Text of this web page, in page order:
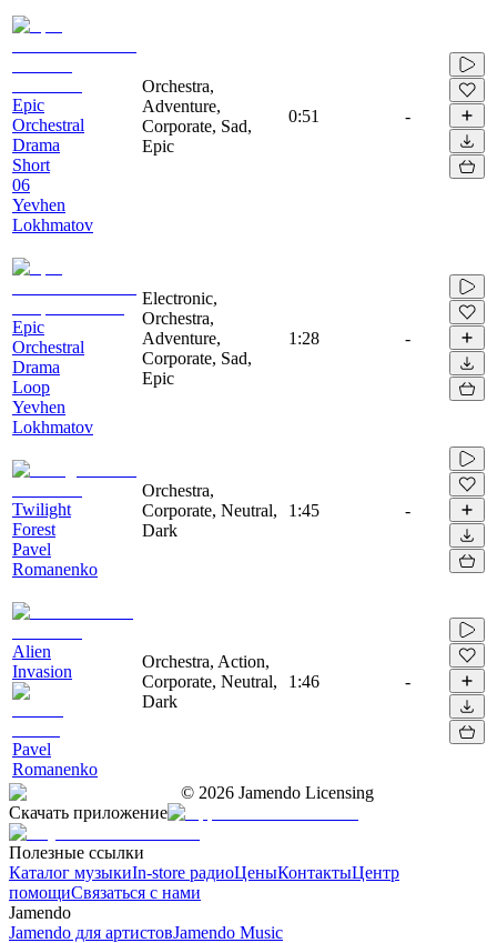
Epic
Orchestral
Drama
Short
06
Yevhen
Lokhmatov
Orchestra,
Adventure,
Corporate, Sad,
Epic
0:51 -
Epic
Orchestral
Drama
Loop
Yevhen
Lokhmatov
Electronic,
Orchestra,
Adventure,
Corporate, Sad,
Epic
1:28 -
Twilight
Forest
Pavel
Romanenko
Orchestra,
Corporate, Neutral,
Dark
1:45 -
Alien
Invasion
Pavel
Romanenko
Orchestra, Action,
Corporate, Neutral,
Dark
1:46 -
© 2026 Jamendo Licensing
Скачать приложение
Полезные ссылки
Каталог музыкиIn-store радиоЦеныКонтактыЦентр
помощиСвязаться с нами
Jamendo
Jamendo для артистовJamendo Music